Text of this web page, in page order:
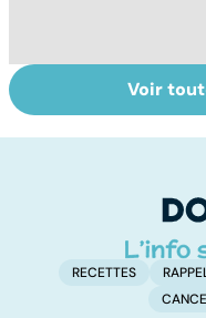
Le magnésium,
un oligo-
Voir
RECETTES